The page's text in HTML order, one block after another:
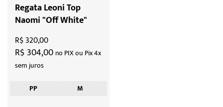
Regata Leoni Top
Naomi "Off White"
R$ 304,00 no PIX ou Pix 4x
sem juros
R$ 320,00
PP M